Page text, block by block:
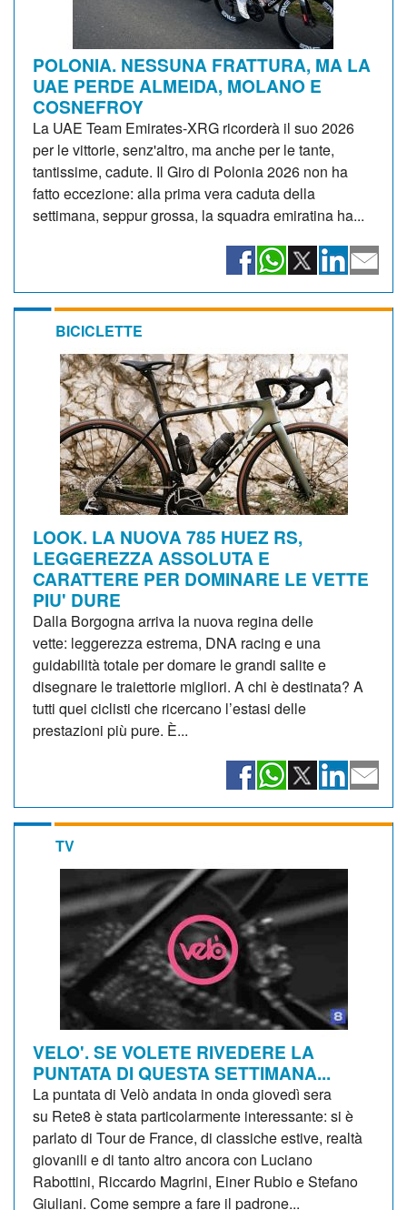
POLONIA. NESSUNA FRATTURA, MA LA
UAE PERDE ALMEIDA, MOLANO E
COSNEFROY
La UAE Team Emirates-XRG ricorderà il suo 2026
per le vittorie, senz'altro, ma anche per le tante,
tantissime, cadute. Il Giro di Polonia 2026 non ha
fatto eccezione: alla prima vera caduta della
settimana, seppur grossa, la squadra emiratina ha...
BICICLETTE
LOOK. LA NUOVA 785 HUEZ RS,
LEGGEREZZA ASSOLUTA E
CARATTERE PER DOMINARE LE VETTE
PIU' DURE
Dalla Borgogna arriva la nuova regina delle
vette: leggerezza estrema, DNA racing e una
guidabilità totale per domare le grandi salite e
disegnare le traiettorie migliori. A chi è destinata? A
tutti quei ciclisti che ricercano l’estasi delle
prestazioni più pure. È...
TV
VELO'. SE VOLETE RIVEDERE LA
PUNTATA DI QUESTA SETTIMANA...
La puntata di Velò andata in onda giovedì sera
su Rete8 è stata particolarmente interessante: si è
parlato di Tour de France, di classiche estive, realtà
giovanili e di tanto altro ancora con Luciano
Rabottini, Riccardo Magrini, Einer Rubio e Stefano
Giuliani. Come sempre a fare il padrone...